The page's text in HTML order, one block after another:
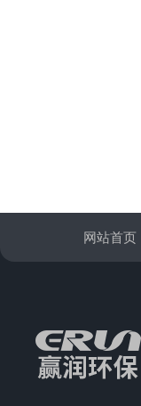
网站首页